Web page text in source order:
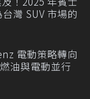
灣 SUV 市場的
電動策略轉向
油與電動並行